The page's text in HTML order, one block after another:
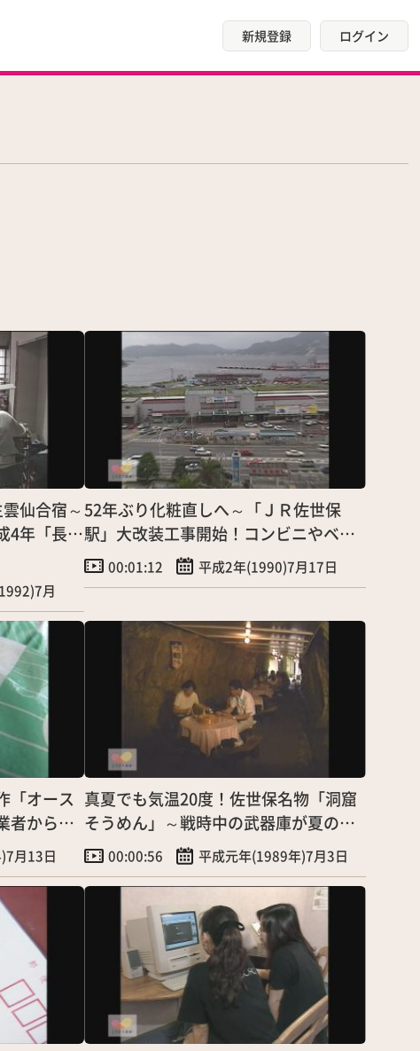
新規登録 ログイン
仙合宿～
4年「長崎
月
52年ぶり化粧直しへ～「ＪＲ佐世保
駅」大改装工事開始！コンビニやベー
カリーも設置
00:01:12 平成2年(1990)7月17日
「オース
者から小
月13日
真夏でも気温20度！佐世保名物「洞窟
そうめん」～戦時中の武器庫が夏の涼
を味わうスポットに
00:00:56 平成元年(1989年)7月3日